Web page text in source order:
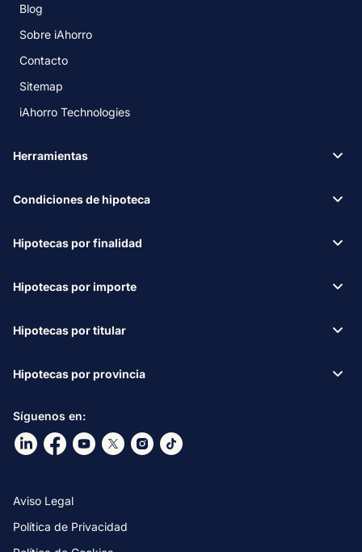
Síguenos en:
Ir a nuestro Linkdin
Ir a nuestro Facebook
Ir a nuestro canal de Youtube
Ir a nuestro X
Ir a nuestro Instagram
Ir a nuestro TikTok
Aviso Legal
Política de Privacidad
Blog
Sobre iAhorro
Contacto
Sitemap
iAhorro Technologies
Herramientas
Condiciones de hipoteca
Hipotecas por finalidad
Hipotecas por importe
Hipotecas por titular
Hipotecas por provincia